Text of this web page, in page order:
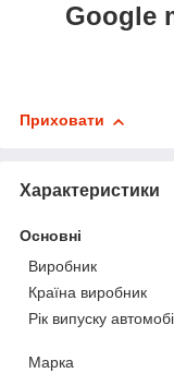
Google
Приховати
Характеристики
Основні
Виробник
Країна виробник
Рік випуску
Марка